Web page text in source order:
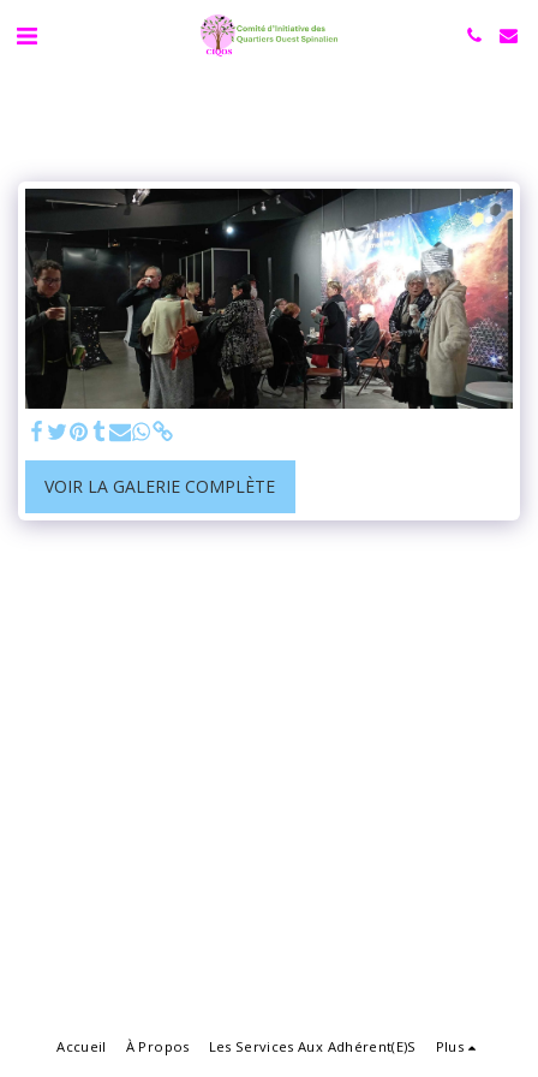
VOIR LA GALERIE COMPLÈTE
Accueil À Propos Les Services Aux Adhérent(e)s Plus